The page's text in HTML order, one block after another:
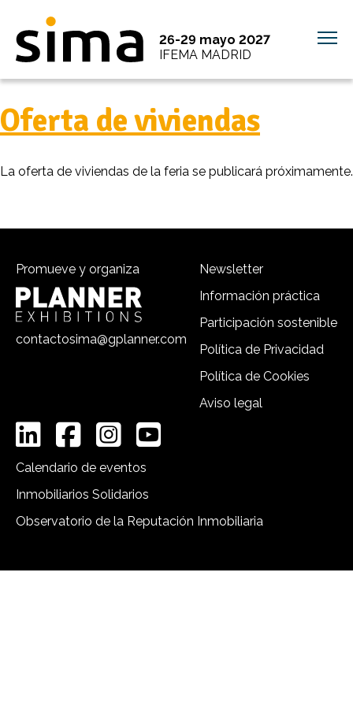
26-29 mayo 2027
IFEMA MADRID
Oferta de viviendas
La oferta de viviendas de la feria se publicará próximamente.
Promueve y organiza
contactosima@gplanner.com
Newsletter
Información práctica
Participación sostenible
Política de Privacidad
Política de Cookies
Aviso legal
Calendario de eventos
Inmobiliarios Solidarios
Observatorio de la Reputación Inmobiliaria